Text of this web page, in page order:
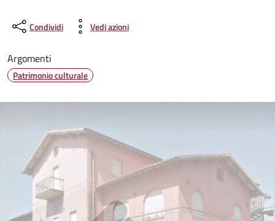
Condividi Vedi azioni
Argomenti
Patrimonio culturale